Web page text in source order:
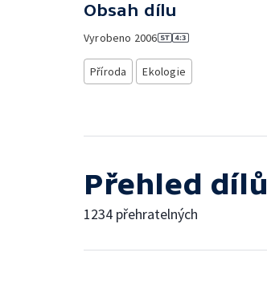
Obsah dílu
Vyrobeno 2006
Příroda Ekologie
Přehled dílů
1234 přehratelných